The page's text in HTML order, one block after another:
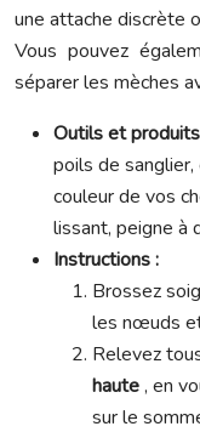
une attache discrète
Vous pouvez
séparer les mèches
Outils et
poils de
couleur de vos
lissant, peigne à
Instructions :
Brossez
les nœuds
Relevez
haute, en
sur le